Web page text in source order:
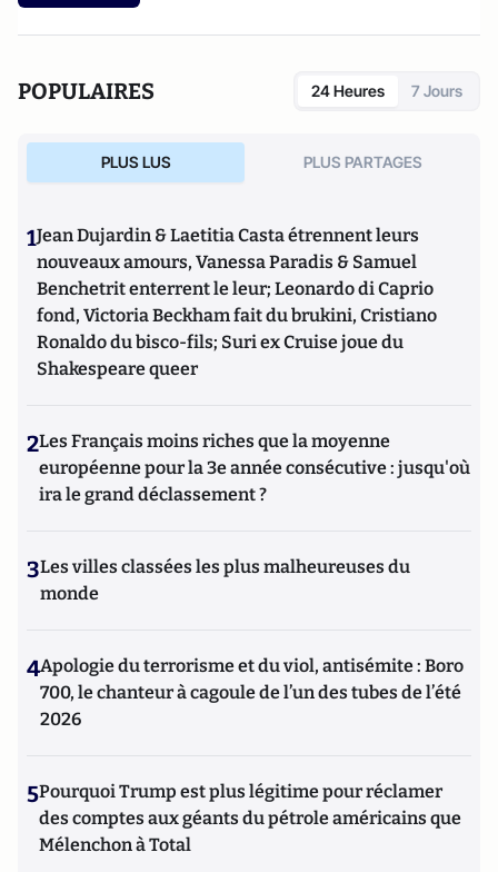
POPULAIRES 24 Heures 7 Jours
PLUS LUS PLUS PARTAGES
1Jean Dujardin & Laetitia Casta étrennent leurs
nouveaux amours, Vanessa Paradis & Samuel
Benchetrit enterrent le leur; Leonardo di Caprio
fond, Victoria Beckham fait du brukini, Cristiano
Ronaldo du bisco-fils; Suri ex Cruise joue du
Shakespeare queer
2Les Français moins riches que la moyenne
européenne pour la 3e année consécutive : jusqu'où
ira le grand déclassement ?
3Les villes classées les plus malheureuses du
monde
4Apologie du terrorisme et du viol, antisémite : Boro
700, le chanteur à cagoule de l’un des tubes de l’été
2026
5Pourquoi Trump est plus légitime pour réclamer
des comptes aux géants du pétrole américains que
Mélenchon à Total